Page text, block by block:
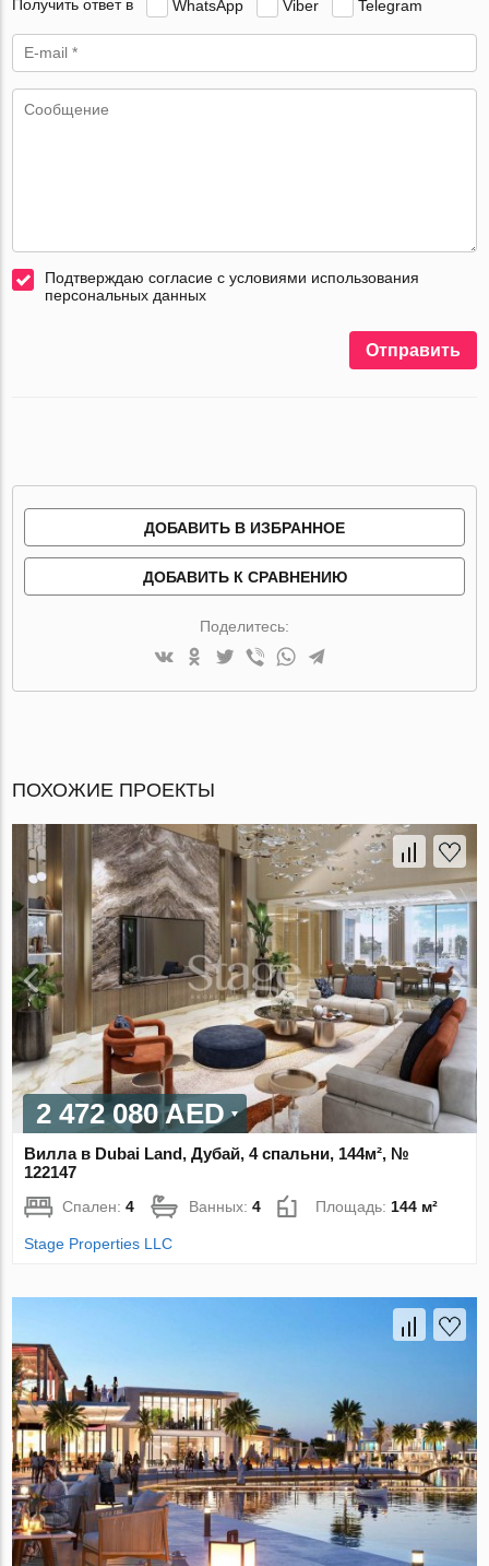
Получить ответ в WhatsApp Viber Telegram
Подтверждаю согласие с условиями использования
персональных данных
Отправить
ДОБАВИТЬ В ИЗБРАННОЕ
ДОБАВИТЬ К СРАВНЕНИЮ
Поделитесь:
ПОХОЖИЕ ПРОЕКТЫ
2 472 080 AED
Вилла в Dubai Land, Дубай, 4 спальни, 144м², №
122147
Спален:4 Ванных:4 Площадь:144 м²
Stage Properties LLC